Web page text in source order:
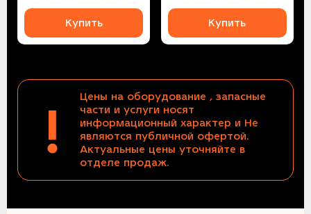
Купить Купить
!
Цены на оборудование , запасные
части и услуги носят
информационный характер и Не
являются публичной офертой.
Актуальные цены уточняйте в
отделе продаж.